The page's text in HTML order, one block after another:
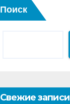
Поиск
Свежие записи